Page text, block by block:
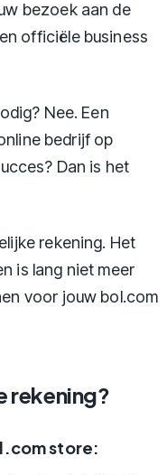
bezoek aan de
officiële business
Nee. Een
bedrijf op
Dan is het
rekening. Het
is lang niet meer
voor jouw bol.com
rekening?
store: